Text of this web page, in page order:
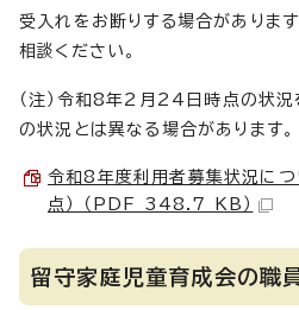
受入れをお断りする場合がありま
相談ください。
（注）令和8年2月24日時点の状況
の状況とは異なる場合があります。
令和8年度利用者募集状況に
点） （PDF 348.7 KB）
留守家庭児童育成会の職